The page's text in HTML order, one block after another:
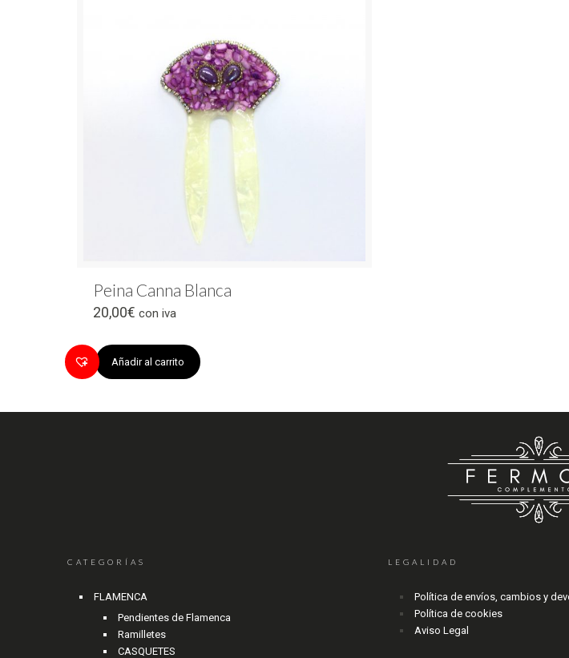
Peina Canna Blanca
20,00€ con iva
Añadir al carrito
CATEGORÍAS
FLAMENCA
Pendientes de Flamenca
Ramilletes
CASQUETES
LEGALIDAD
Política de envíos, cambios y
Política de cookies
Aviso Legal